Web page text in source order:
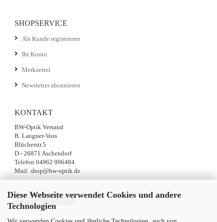
Diese Webseite verwendet Cookies und andere
Technologien
SHOPSERVICE
Als Kunde registrieren
Ihr Konto
Merkzettel
Newsletter abonnieren
KONTAKT
BW-Optik Versand
B. Langner-Voss
Blücherstr.5
D - 26871 Aschendorf
Telefon 04962 996484
Mail: shop@bw-optik.de
Vertrag widerrufen